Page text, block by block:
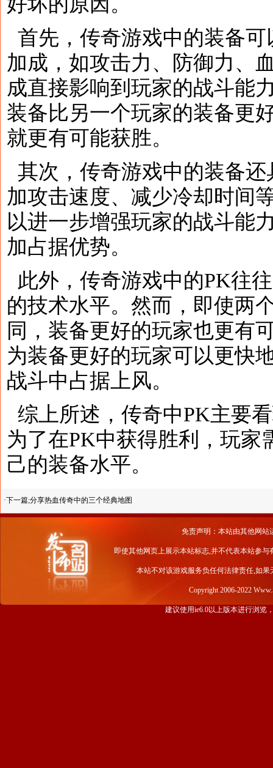
首先，传奇游戏中的装备
加成，如攻击力、防御力、
成直接影响到玩家的战斗能
装备比另一个玩家的装备更
就更有可能获胜。
其次，传奇游戏中的装备
加攻击速度、减少冷却时间
以进一步增强玩家的战斗能
加占据优势。
此外，传奇游戏中的PK往
的技术水平。然而，即使两
同，装备更好的玩家也更有
为装备更好的玩家可以更快
战斗中占据上风。
综上所述，传奇中PK主要
为了在PK中获得胜利，玩家
己的装备水平。
·下一篇;分享热血传奇中的三个经典地图
免责声明：本站由其他网站
即使其他网页上展示本站标志,并不代表本站参
本站不对该游戏服务负任何法律责任,如
Copyright 2006-2022
建议使用ie6.0以上版本进行浏览